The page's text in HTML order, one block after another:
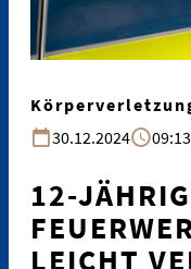
30.12.2024
12-
LEICHT